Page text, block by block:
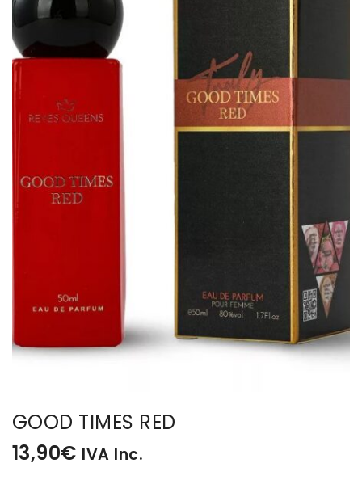
BISUTERIA
BOLSOS Y MONEDEROS
CALZADO
TECNOLOGIA
HOGAR
GOOD TIMES RED
13,90€ IVA Inc.